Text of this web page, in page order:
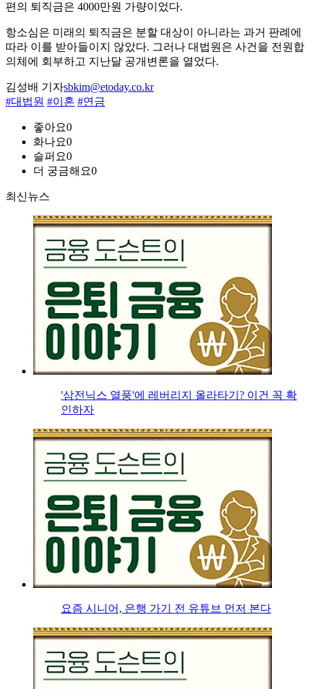
편의 퇴직금은 4000만원 가량이었다.
항소심은 미래의 퇴직금은 분할 대상이 아니라는 과거 판례에
따라 이를 받아들이지 않았다. 그러나 대법원은 사건을 전원합
의체에 회부하고 지난달 공개변론을 열었다.
김성배 기자sbkim@etoday.co.kr
#대법원 #이혼 #연금
좋아요0
화나요0
슬퍼요0
더 궁금해요0
최신뉴스
'삼전닉스 열풍'에 레버리지 올라타기? 이건 꼭 확
인하자
요즘 시니어, 은행 가기 전 유튜브 먼저 본다